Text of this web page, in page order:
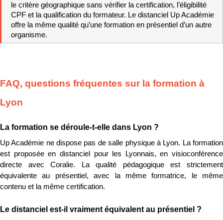
le critère géographique sans vérifier la certification, l’éligibilité
CPF et la qualification du formateur. Le distanciel Up Académie
offre la même qualité qu’une formation en présentiel d’un autre
organisme.
FAQ, questions fréquentes sur la formation à
Lyon
La formation se déroule-t-elle dans Lyon ?
Up Académie ne dispose pas de salle physique à Lyon. La formation
est proposée en distanciel pour les Lyonnais, en visioconférence
directe avec Coralie. La qualité pédagogique est strictement
équivalente au présentiel, avec la même formatrice, le même
contenu et la même certification.
Le distanciel est-il vraiment équivalent au présentiel ?